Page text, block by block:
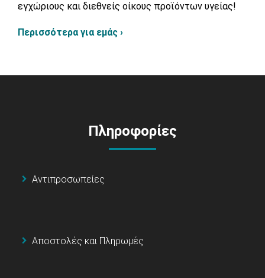
εγχώριους και διεθνείς οίκους προϊόντων υγείας!
Περισσότερα για εμάς ›
Πληροφορίες
Αντιπροσωπείες
Αποστολές και Πληρωμές